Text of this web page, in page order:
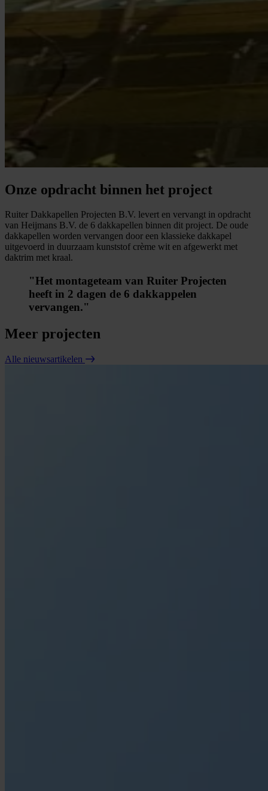
Onze opdracht binnen het project
Ruiter Dakkapellen Projecten B.V. levert en vervangt in opdracht
van Heijmans B.V. de 6 dakkapellen binnen dit project. De oude
dakkapellen worden vervangen door een klassieke dakkapel
uitgevoerd in duurzaam kunststof crème wit en afgewerkt met
daktrim met kraal.
"Het montageteam van Ruiter Projecten
heeft in 2 dagen de 6 dakkappelen
vervangen."
Meer projecten
Alle nieuwsartikelen